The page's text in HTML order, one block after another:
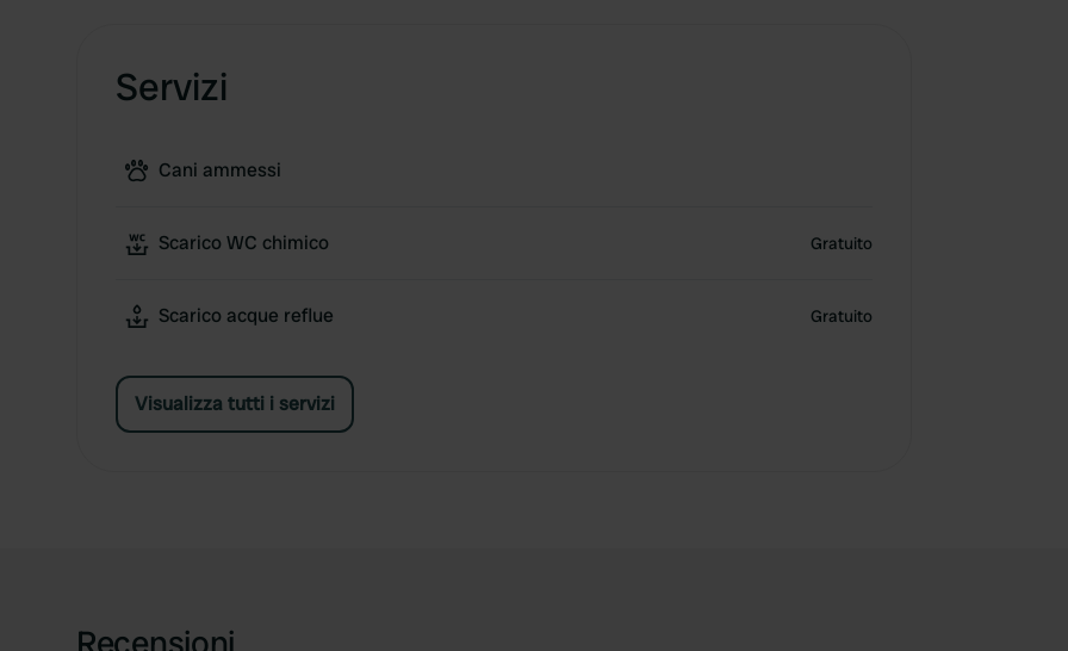
Servizi
Cani ammessi
Scarico WC chimico Gratuito
Scarico acque reflue Gratuito
Visualizza tutti i servizi